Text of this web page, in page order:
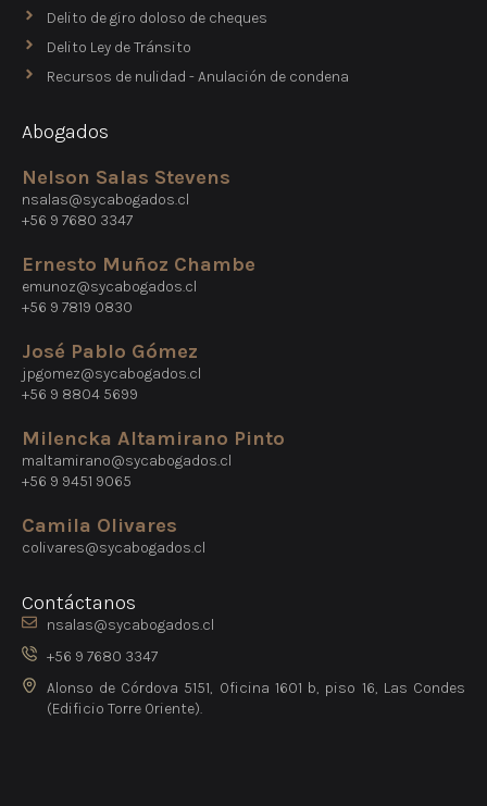
Delito de giro doloso de cheques
Delito Ley de Tránsito
Recursos de nulidad - Anulación de condena
Abogados
Nelson Salas Stevens
nsalas@sycabogados.cl
+56 9 7680 3347
Ernesto Muñoz Chambe
emunoz@sycabogados.cl
+56 9 7819 0830
José Pablo Gómez
jpgomez@sycabogados.cl
+56 9 8804 5699
Milencka Altamirano Pinto
maltamirano@sycabogados.cl
+56 9 9451 9065
Camila Olivares
colivares@sycabogados.cl
Contáctanos
nsalas@sycabogados.cl
+56 9 7680 3347
Alonso de Córdova 5151, Oficina 1601 b, piso 16, Las Condes
(Edificio Torre Oriente).